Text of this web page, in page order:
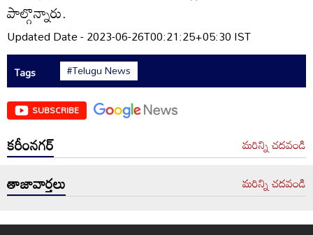
పాల్గొన్నారు.
Updated Date - 2023-06-26T00:21:25+05:30 IST
Tags #Telugu News
SUBSCRIBE
కరీంనగర్ మరిన్ని చదవండి
తాజావార్తలు మరిన్ని చదవండి